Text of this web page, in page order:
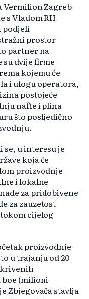
Vermilion Zagreb
s Vladom RH
podjeli
prostor
partner na
su dvije firme
kojemu će
i ulogu operatora,
postojeće
nafte i plina
što posljedično
se, u interesu je
koja će
proizvodnje
i lokalne
za pridobivene
za zauzetost
cijelog
proizvodnje
u trajanju od 20
boe (milioni
Zbjegovača stavlja